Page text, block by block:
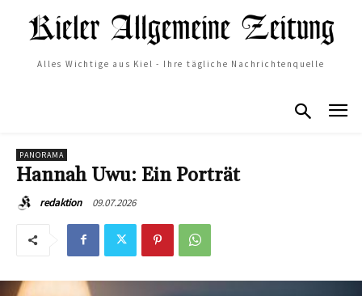
Alles Wichtige aus Kiel - Ihre tägliche Nachrichtenquelle
PANORAMA
Hannah Uwu: Ein Porträt
redaktion 09.07.2026